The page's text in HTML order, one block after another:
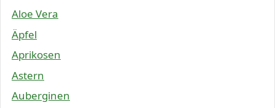
Aloe Vera
Äpfel
Aprikosen
Astern
Auberginen